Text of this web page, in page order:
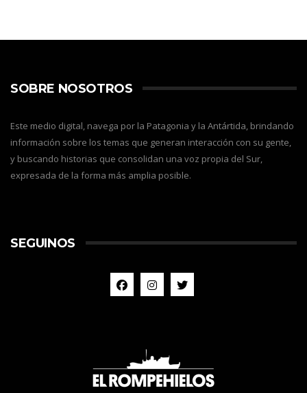
SOBRE NOSOTROS
Este medio digital, navega por la Patagonia y la Antártida, brindando
información sobre los temas que generan interacción con su gente,
y buscando historias que consolidan una voz propia del Sur,
expresada de la forma más amplia posible.
SEGUINOS